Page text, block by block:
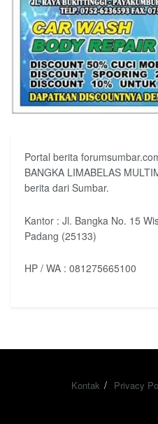
Portal berita
BANGKA LIMABELAS
berita dari Sumbar.
Kantor : Jl. Bangka No. 15
Padang (25133)
HP / WA : 081275665100
Kontak Privacy